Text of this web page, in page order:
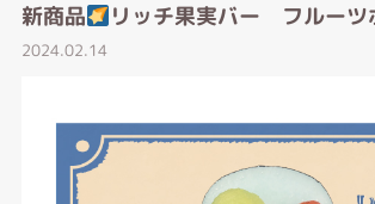
新商品 リッチ果実バー フルーツ
2024.02.14